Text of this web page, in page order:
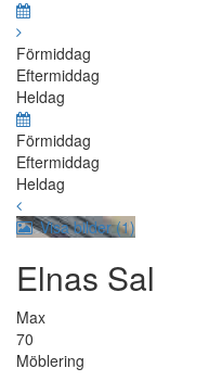
Förmiddag
Eftermiddag
Heldag
Förmiddag
Eftermiddag
Heldag
Visa bilder (1)
Elnas Sal
Max
70
Möblering